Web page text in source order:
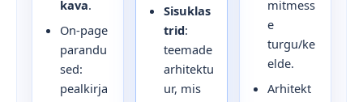
kava.
On-page
parandu
sed:
pealkirja
Sisuklas
trid:
teemade
arhitektu
ur, mis
mitmess
e
turgu/ke
elde.
Arhitekt